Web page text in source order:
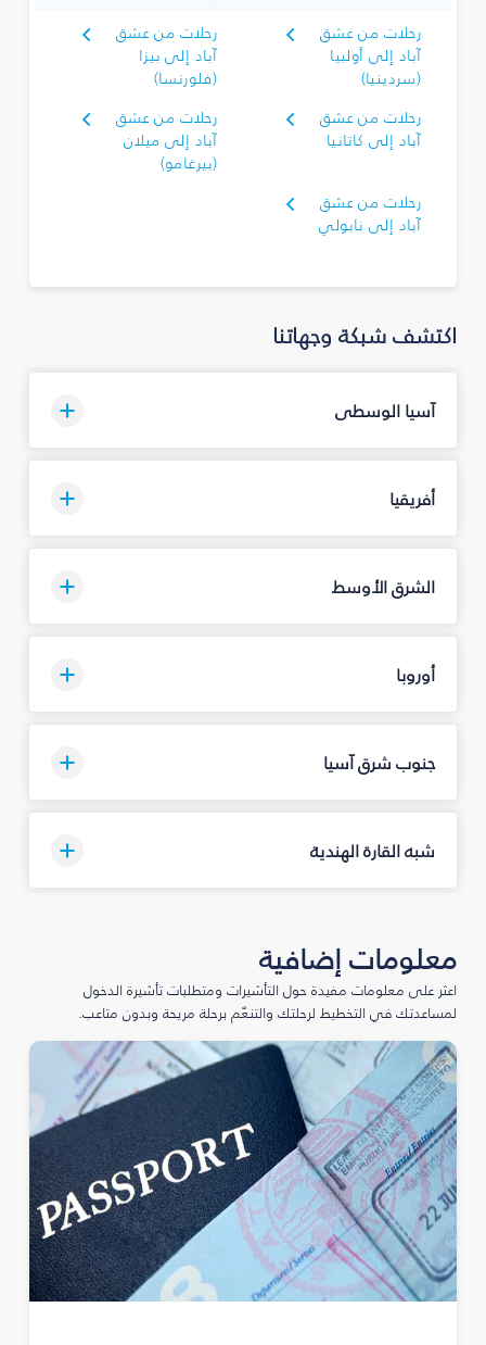
رحلات من عشق
آباد إلى أولبيا
(سردينيا)
رحلات من عشق
آباد إلى بيزا
(فلورنسا)
رحلات من عشق
آباد إلى كاتانيا
رحلات من عشق
آباد إلى ميلان
(بيرغامو)
رحلات من عشق
آباد إلى نابولي
اكتشف شبكة وجهاتنا
آسيا الوسطى
أفريقيا
الشرق الأوسط
أوروبا
جنوب شرق آسيا
شبه القارة الهندية
معلومات إضافية
اعثر على معلومات مفيدة حول التأشيرات ومتطلبات تأشيرة الدخول
لمساعدتك في التخطيط لرحلتك والتنعّم برحلة مريحة وبدون متاعب.